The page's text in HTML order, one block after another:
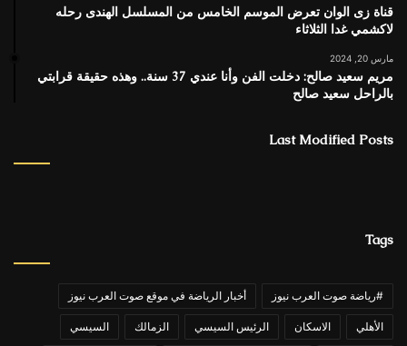
قناة زى الوان تعرض الموسم الخامس من المسلسل الهندى رحله
لاكشمي غدا الثلاثاء
مارس 20, 2024
مريم سعيد صالح: دخلت الفن وأنا عندي 37 سنة.. وهذه حقيقة قرابتي
بالراحل سعيد صالح
Last Modified Posts
Tags
#رياضة صوت العرب نيوز أخبار الرياضة في موقع صوت العرب نيوز
الأهلي الاسكان الرئيس السيسي الزمالك السيسي